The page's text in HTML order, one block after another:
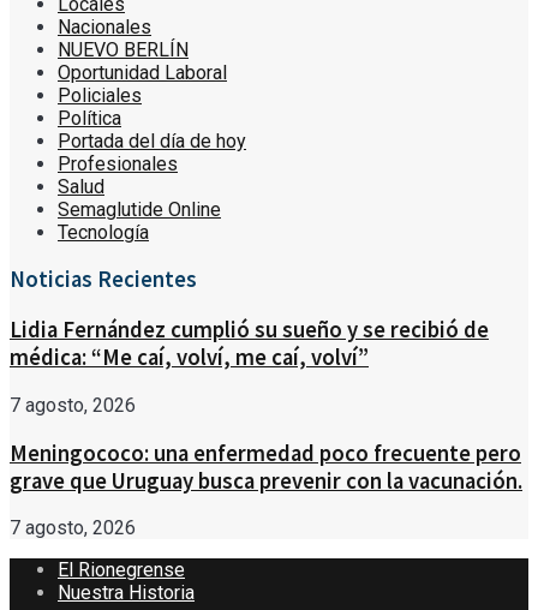
Nacionales
NUEVO BERLÍN
Oportunidad Laboral
Policiales
Política
Portada del día de hoy
Profesionales
Salud
Semaglutide Online
Tecnología
Noticias Recientes
Lidia Fernández cumplió su sueño y se recibió de
médica: “Me caí, volví, me caí, volví”
7 agosto, 2026
Meningococo: una enfermedad poco frecuente pero
grave que Uruguay busca prevenir con la vacunación.
7 agosto, 2026
El Rionegrense
Nuestra Historia